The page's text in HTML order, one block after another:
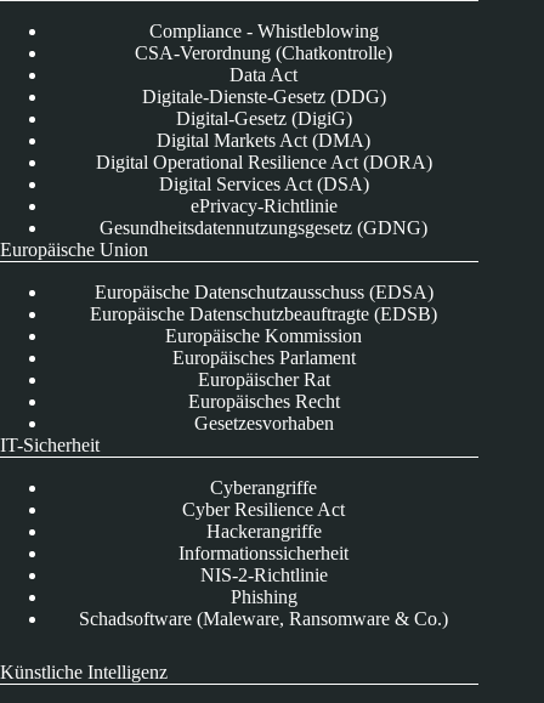
Compliance - Whistleblowing
CSA-Verordnung (Chatkontrolle)
Data Act
Digitale-Dienste-Gesetz (DDG)
Digital-Gesetz (DigiG)
Digital Markets Act (DMA)
Digital Operational Resilience Act (DORA)
Digital Services Act (DSA)
ePrivacy-Richtlinie
Gesundheitsdatennutzungsgesetz (GDNG)
Europäische Union
Europäische Datenschutzausschuss (EDSA)
Europäische Datenschutzbeauftragte (EDSB)
Europäische Kommission
Europäisches Parlament
Europäischer Rat
Europäisches Recht
Gesetzesvorhaben
IT-Sicherheit
Cyberangriffe
Cyber Resilience Act
Hackerangriffe
Informationssicherheit
NIS-2-Richtlinie
Phishing
Schadsoftware (Maleware, Ransomware & Co.)
Künstliche Intelligenz